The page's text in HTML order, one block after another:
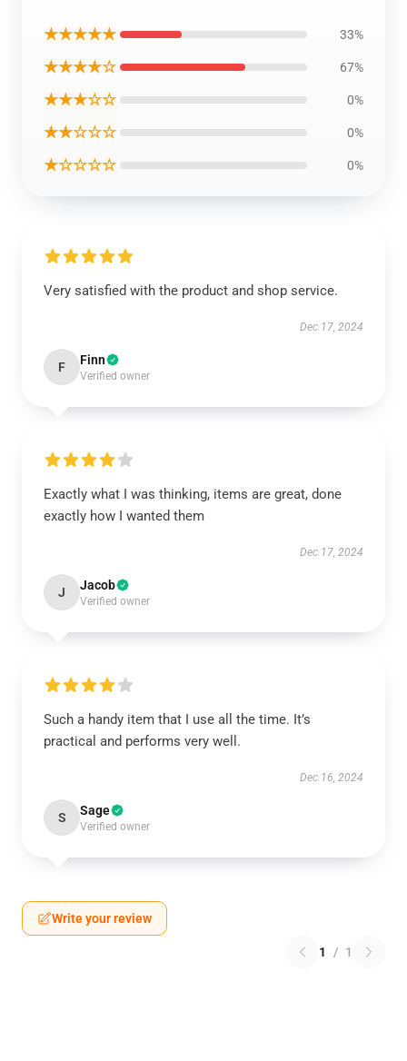
★★★★★ 33%
★★★★☆ 67%
★★★☆☆ 0%
★★☆☆☆ 0%
★☆☆☆☆ 0%
Very satisfied with the product and shop service.
Dec 17, 2024
F Finn
Verified owner
Exactly what I was thinking, items are great, done
exactly how I wanted them
Dec 17, 2024
J Jacob
Verified owner
Such a handy item that I use all the time. It’s
practical and performs very well.
Dec 16, 2024
S Sage
Verified owner
Write your review
1 / 1